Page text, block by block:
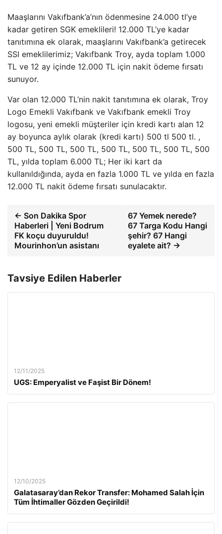
Maaşlarını Vakıfbank’a’nın ödenmesine 24.000 tl’ye
kadar getiren SGK emeklileri! 12.000 TL’ye kadar
tanıtımına ek olarak, maaşlarını Vakıfbank’a getirecek
SSI emeklilerimiz; Vakıfbank Troy, ayda toplam 1.000
TL ve 12 ay içinde 12.000 TL için nakit ödeme fırsatı
sunuyor.
Var olan 12.000 TL’nin nakit tanıtımına ek olarak, Troy
Logo Emekli Vakıfbank ve Vakıfbank emekli Troy
logosu, yeni emekli müşteriler için kredi kartı alan 12
ay boyunca aylık olarak (kredi kartı) 500 tl 500 tl. ,
500 TL, 500 TL, 500 TL, 500 TL, 500 TL, 500 TL, 500
TL, yılda toplam 6.000 TL; Her iki kart da
kullanıldığında, ayda en fazla 1.000 TL ve yılda en fazla
12.000 TL nakit ödeme fırsatı sunulacaktır.
← Son Dakika Spor
Haberleri | Yeni Bodrum
FK koçu duyuruldu!
Mourinhon’un asistanı
67 Yemek nerede?
67 Targa Kodu Hangi
şehir? 67 Hangi
eyalete ait? →
Tavsiye Edilen Haberler
12/11/2025
UGS: Emperyalist ve Faşist Bir Dönem!
12/10/2025
Galatasaray’dan Rekor Transfer: Mohamed Salah İçin
Tüm İhtimaller Gözden Geçirildi!